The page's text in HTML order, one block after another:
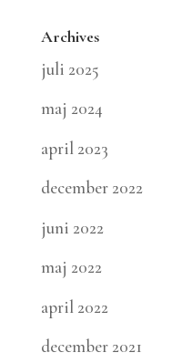
Archives
juli 2025
maj 2024
april 2023
december 2022
juni 2022
maj 2022
april 2022
december 2021